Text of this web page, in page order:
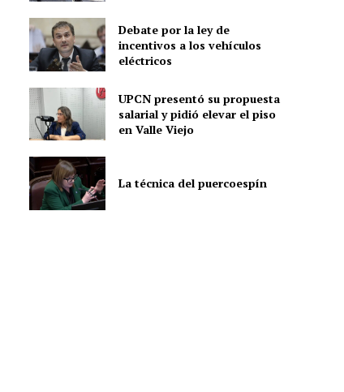
Debate por la ley de
incentivos a los vehículos
eléctricos
UPCN presentó su propuesta
salarial y pidió elevar el piso
en Valle Viejo
La técnica del puercoespín